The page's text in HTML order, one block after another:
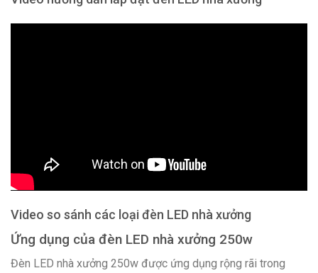
Video so sánh các loại đèn LED nhà xưởng
Ứng dụng của đèn LED nhà xưởng 250w
Đèn LED nhà xưởng 250w được ứng dụng rộng rãi trong